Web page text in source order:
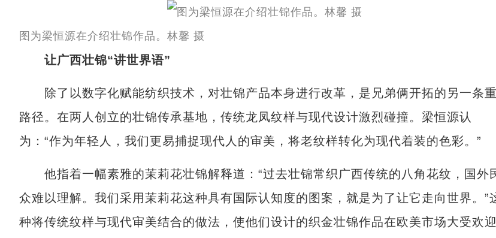
图为梁恒源在介绍壮锦作品。林馨 摄
让广西壮锦“讲世界语”
除了以数字化赋能纺织技术，对壮锦产品本身进行改革，是兄弟俩开拓的另一条
路径。在两人创立的壮锦传承基地，传统龙凤纹样与现代设计激烈碰撞。梁恒源认
为：“作为年轻人，我们更易捕捉现代人的审美，将老纹样转化为现代着装的色彩。”
他指着一幅素雅的茉莉花壮锦解释道：“过去壮锦常织广西传统的八角花纹，国外
众难以理解。我们采用茉莉花这种具有国际认知度的图案，就是为了让它走向世界。”
种将传统纹样与现代审美结合的做法，使他们设计的织金壮锦作品在欧美市场大受欢迎